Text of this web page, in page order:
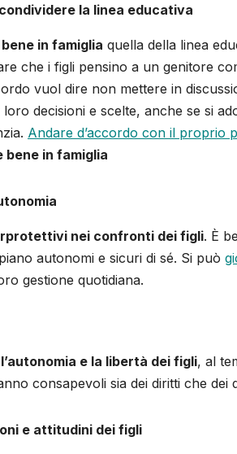
la linea educativa
in famiglia quella della linea
che i figli pensino a un genitore
vuol dire non mettere in
decisioni e scelte, anche se si
Andare d’accordo con il proprio
bene in famiglia
nei confronti dei figli. È
autonomi e sicuri di sé. Si può
gestione quotidiana.
l’autonomia e la libertà dei figli, al
consapevoli sia dei diritti che dei
e attitudini dei figli